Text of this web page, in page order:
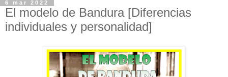
6 mar 2022
El modelo de Bandura [Diferencias
individuales y personalidad]